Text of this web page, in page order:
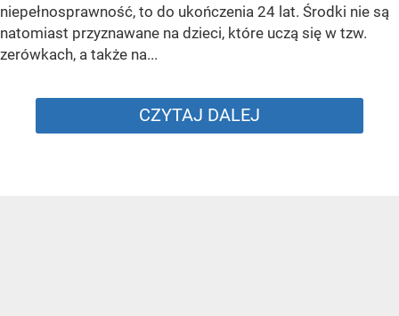
niepełnosprawność, to do ukończenia 24 lat. Środki nie są
natomiast przyznawane na dzieci, które uczą się w tzw.
zerówkach, a także na...
CZYTAJ DALEJ